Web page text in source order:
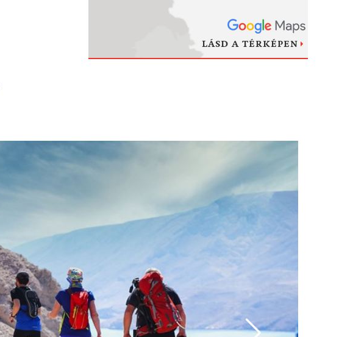
LÁSD A TÉRKÉPEN